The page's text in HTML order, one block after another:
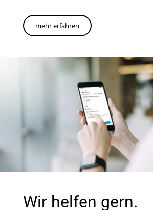
mehr erfahren
Wir helfen gern.